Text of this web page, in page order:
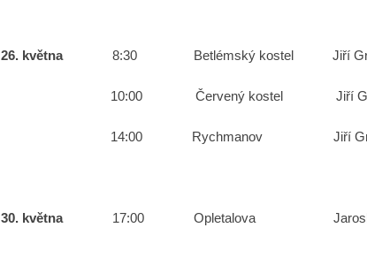
26. května 8:30 Betlémský kostel
10:00 Červený kostel Jiří
14:00 Rychmanov Jiří
30. května 17:00